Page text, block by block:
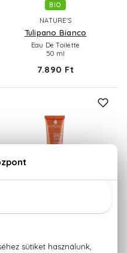
BIO
NATURE'S
Tulipano Bianco
Eau De Toilette
50 ml
7.890 Ft
iSolari
50 ml - SPF50